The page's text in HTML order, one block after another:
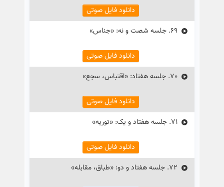
دانلود فایل صوتی
69. جلسه شصت و نه: «جناس»
دانلود فایل صوتی
70. جلسه هفتاد: «اقتباس، سجع»
دانلود فایل صوتی
71. جلسه هفتاد و یک: «توریه»
دانلود فایل صوتی
72. جلسه هفتاد و دو: «طباق، مقابله»